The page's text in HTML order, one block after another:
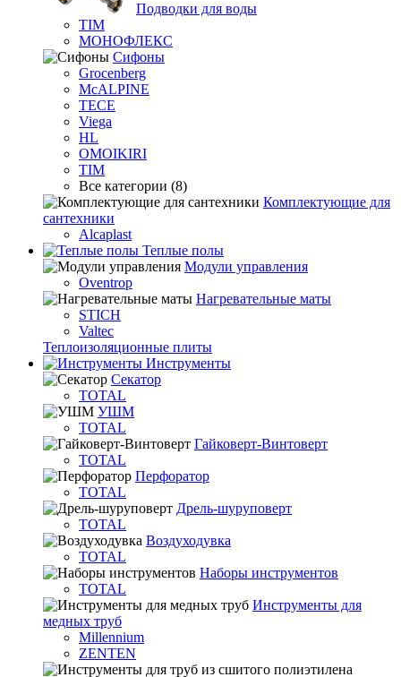
Подводки для воды
TIM
МОНОФЛЕКС
Сифоны
Grocenberg
McALPINE
TECE
Viega
HL
OMOIKIRI
TIM
Все категории (8)
Комплектующие для
сантехники
Alcaplast
Теплые полы
Модули управления
Oventrop
Нагревательные маты
STICH
Valtec
Теплоизоляционные плиты
Инструменты
Секатор
TOTAL
УШМ
TOTAL
Гайковерт-Винтоверт
TOTAL
Перфоратор
TOTAL
Дрель-шуруповерт
TOTAL
Воздуходувка
TOTAL
Наборы инструментов
TOTAL
Инструменты для
медных труб
Millennium
ZENTEN